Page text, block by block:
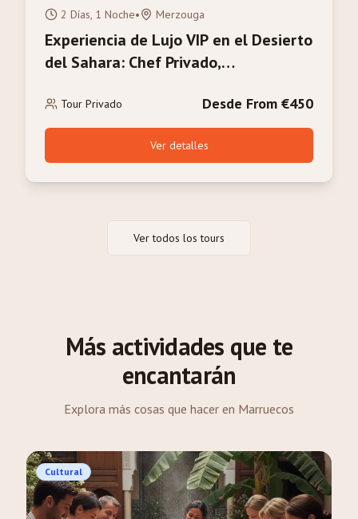
2 Días, 1 Noche• Merzouga
Experiencia de Lujo VIP en el Desierto
del Sahara: Chef Privado,
Mayordomo
Tour Privado Desde From €450
Ver detalles
Ver todos los tours
Más actividades que te
encantarán
Explora más cosas que hacer en Marruecos
Cultural